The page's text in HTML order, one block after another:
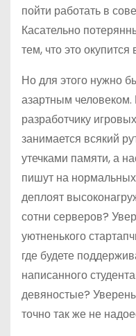
пойти работать в
Касательно
тем, что это
Но для этого нужно
азартным
разработчику
занимается всякий
утечками памяти, а
пишут на
деплоят
сотни серверов?
уютненького
где будете
написанного
девяностые?
точно так же не